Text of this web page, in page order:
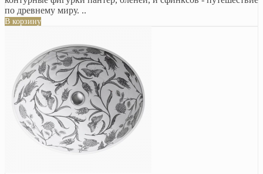
по древнему миру. ..
В корзину